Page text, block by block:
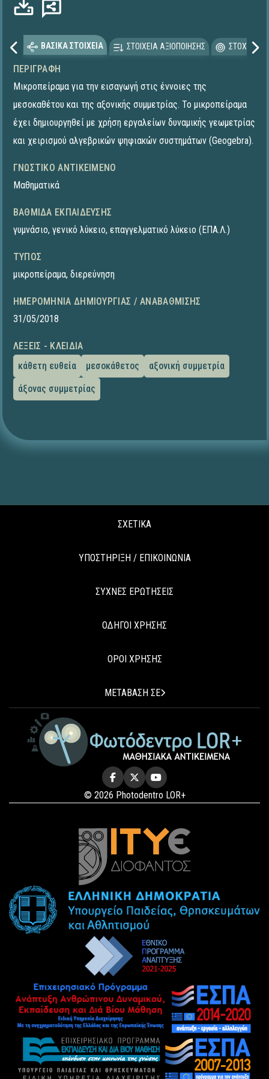
ΒΑΣΙΚΑ ΣΤΟΙΧΕΙΑ ΣΤΟΙΧΕΙΑ ΑΞΙΟΠΟΙΗΣΗΣ
ΠΕΡΙΓΡΑΦΉ
Μικροπείραμα για την εισαγωγή στις έννοιες της
μεσοκαθέτου και της αξονικής συμμετρίας. Το μικροπείραμα
έχει δημιουργηθεί με χρήση εργαλείων δυναμικής γεωμετρίας
και χειρισμού αλγεβρικών ψηφιακών συστημάτων (Geogebra).
ΓΝΩΣΤΙΚΌ ΑΝΤΙΚΕΊΜΕΝΟ
Μαθηματικά
ΒΑΘΜΊΔΑ ΕΚΠΑΊΔΕΥΣΗΣ
γυμνάσιο, γενικό λύκειο, επαγγελματικό λύκειο (ΕΠΑ.Λ.)
ΤΎΠΟΣ
μικροπείραμα, διερεύνηση
ΗΜΕΡΟΜΗΝΊΑ ΔΗΜΙΟΥΡΓΊΑΣ / ΑΝΑΒΆΘΜΙΣΗΣ
31/05/2018
ΛΈΞΕΙΣ - ΚΛΕΙΔΙΆ
κάθετη ευθεία
μεσοκάθετος
αξονική συμμετρία
άξονας συμμετρίας
ΣΧΕΤΙΚΑ
ΥΠΟΣΤΗΡΙΞΗ / ΕΠΙΚΟΙΝΩΝΙΑ
ΣΥΧΝΕΣ ΕΡΩΤΗΣΕΙΣ
ΟΔΗΓΟΙ ΧΡΗΣΗΣ
ΟΡΟΙ ΧΡΗΣΗΣ
ΜΕΤΑΒΑΣΗ ΣΕ
© 2026 Photodentro LOR+